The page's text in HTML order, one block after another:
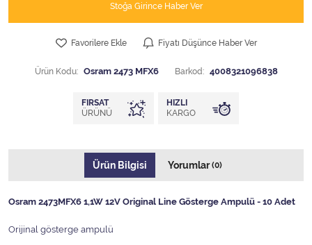
Stoğa Girince Haber Ver
Favorilere Ekle Fiyatı Düşünce Haber Ver
Ürün Kodu: Osram 2473 MFX6 Barkod: 4008321096838
FIRSAT
ÜRÜNÜ
HIZLI
KARGO
Ürün Bilgisi Yorumlar(0)
Osram 2473MFX6 1,1W 12V Original Line Gösterge Ampulü - 10 Adet
Orijinal gösterge ampulü